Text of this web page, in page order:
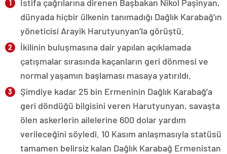
İstifa çağrılarına direnen Başbakan Nikol Paşinyan,
dünyada hiçbir ülkenin tanımadığı Dağlık Karabağ’ın
yöneticisi Arayik Harutyunyan’la görüştü.
İkilinin buluşmasına dair yapılan açıklamada
çatışmalar sırasında kaçanların geri dönmesi ve
normal yaşamın başlaması masaya yatırıldı.
Şimdiye kadar 25 bin Ermeninin Dağlık Karabağ’a
geri döndüğü bilgisini veren Harutyunyan, savaşta
ölen askerlerin ailelerine 600 dolar yardım
verileceğini söyledi. 10 Kasım anlaşmasıyla statüsü
tamamen belirsiz kalan Dağlık Karabağ Ermenistan